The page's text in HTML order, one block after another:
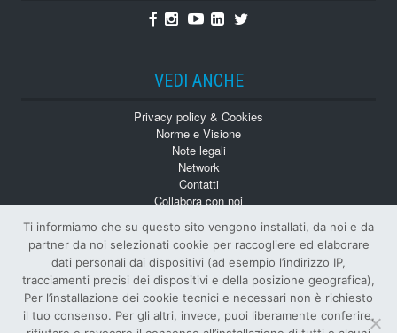
Facebook
Instagram
YoutubeLinkedin
Twitter
VEDI ANCHE
Privacy policy & Cookies
Norme e Visione
Note legali
Network
Contatti
Collabora con noi
Numeri Arretrati
Ti informiamo che su questo sito vengono installati, da noi e da
partner da noi selezionati cookie per raccogliere ed elaborare
dati personali dai dispositivi (ad esempio l’indirizzo IP,
tracciamenti precisi dei dispositivi e della posizione geografica),
Per l’installazione dei cookie tecnici e necessari non è richiesto
il tuo consenso. Per gli altri, invece, puoi liberamente conferire,